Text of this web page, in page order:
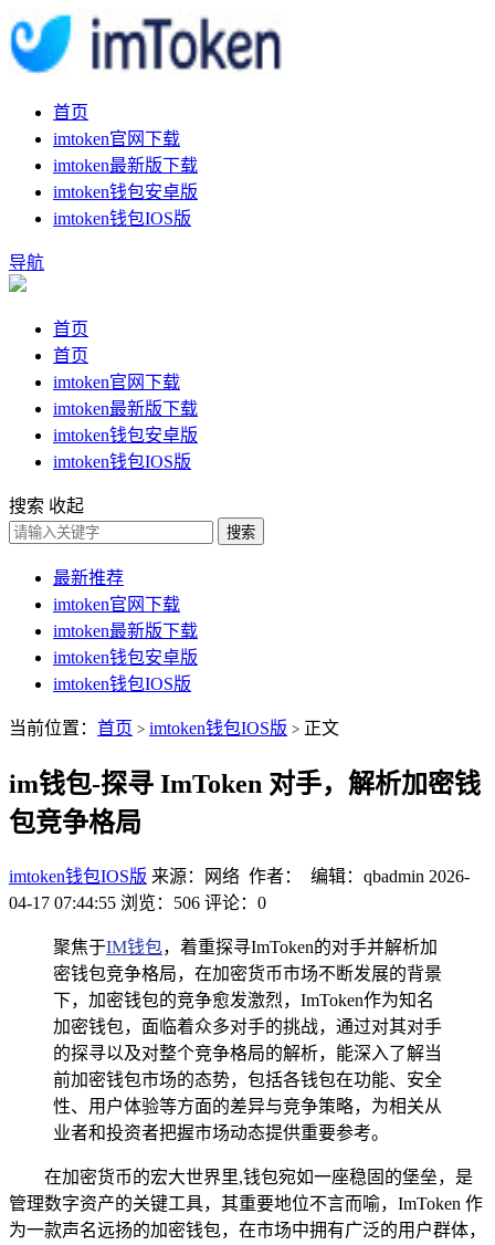
首页
imtoken官网下载
imtoken最新版下载
imtoken钱包安卓版
imtoken钱包IOS版
导航
首页
首页
imtoken官网下载
imtoken最新版下载
imtoken钱包安卓版
imtoken钱包IOS版
搜索 收起
搜索
最新推荐
imtoken官网下载
imtoken最新版下载
imtoken钱包安卓版
imtoken钱包IOS版
当前位置： 首页 > imtoken钱包IOS版 > 正文
im钱包-探寻 ImToken 对手，解析加密钱
包竞争格局
imtoken钱包IOS版 来源：网络 作者： 编辑：qbadmin 2026-
04-17 07:44:55 浏览：506 评论：0
聚焦于IM钱包，着重探寻ImToken的对手并解析加
密钱包竞争格局，在加密货币市场不断发展的背景
下，加密钱包的竞争愈发激烈，ImToken作为知名
加密钱包，面临着众多对手的挑战，通过对其对手
的探寻以及对整个竞争格局的解析，能深入了解当
前加密钱包市场的态势，包括各钱包在功能、安全
性、用户体验等方面的差异与竞争策略，为相关从
业者和投资者把握市场动态提供重要参考。
在加密货币的宏大世界里,钱包宛如一座稳固的堡垒，是
管理数字资产的关键工具，其重要地位不言而喻，ImToken 作
为一款声名远扬的加密钱包，在市场中拥有广泛的用户群体，